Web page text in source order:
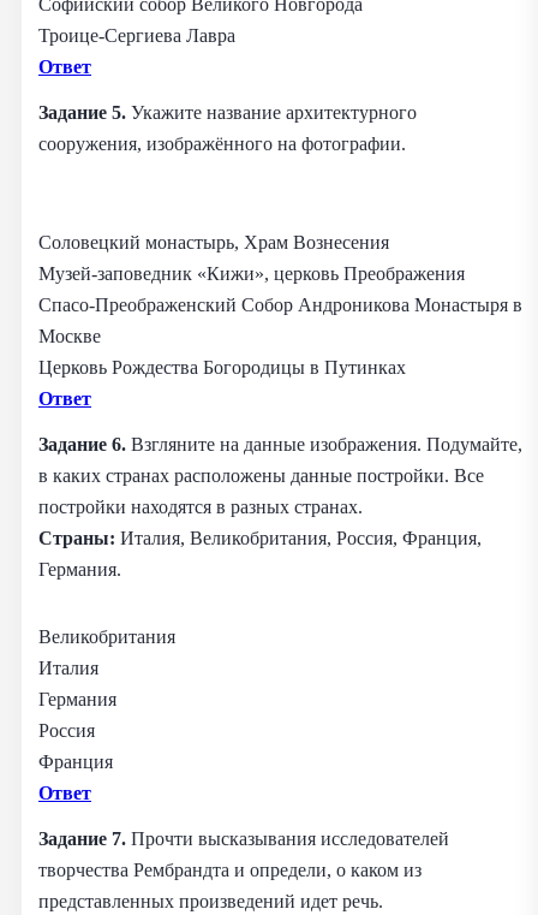
Троице-Сергиева Лавра
Ответ
Задание 5. Укажите название архитектурного
сооружения, изображённого на фотографии.
Соловецкий монастырь, Храм Вознесения
Музей-заповедник «Кижи», церковь Преображения
Спасо-Преображенский Собор Андроникова Монастыря в
Москве
Церковь Рождества Богородицы в Путинках
Ответ
Задание 6. Взгляните на данные изображения. Подумайте,
в каких странах расположены данные постройки. Все
постройки находятся в разных странах.
Страны: Италия, Великобритания, Россия, Франция,
Германия.
Великобритания
Италия
Германия
Россия
Франция
Ответ
Задание 7. Прочти высказывания исследователей
творчества Рембрандта и определи, о каком из
представленных произведений идет речь.